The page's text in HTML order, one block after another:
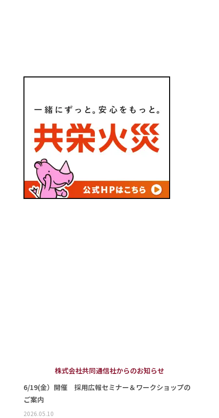
株式会社共同通信社からのお知らせ
6/19(金）開催 採用広報セミナー＆ワークショップの
ご案内
2026.05.10